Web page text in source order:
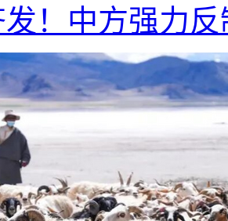
发！中方强力